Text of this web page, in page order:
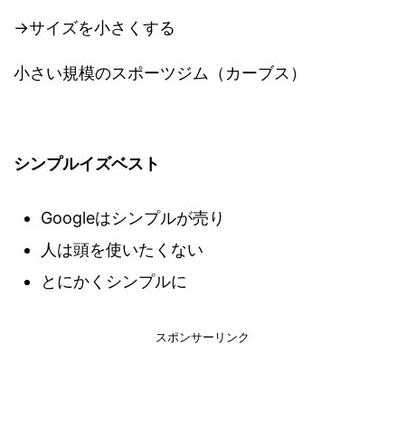
→サイズを小さくする
小さい規模のスポーツジム（カーブス）
シンプルイズベスト
Googleはシンプルが売り
人は頭を使いたくない
とにかくシンプルに
スポンサーリンク